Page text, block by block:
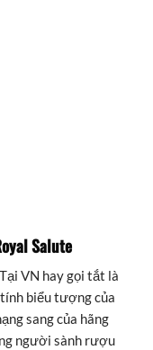
Salute
VN hay gọi tắt là
biểu tượng của
sang của hãng
người sành rượu